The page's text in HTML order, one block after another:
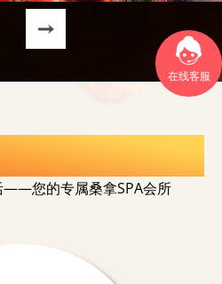
在线客服
们的理由
——您的专属桑拿SPA会所